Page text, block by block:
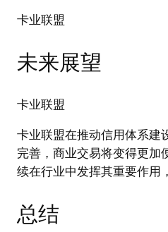
卡业联盟
未来展望
卡业联盟
卡业联盟在推动信用体系建
完善，商业交易将变得更加
续在行业中发挥其重要作用
总结